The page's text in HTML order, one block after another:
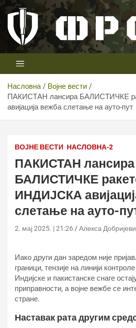
Скип
цонтент
Телевизија
Први војни канал у Србији
Насловна
Војне вести
ПАКИСТАН лансира БАЛИСТИЧКЕ
авијација вежба слетање на ауто-пут
ВОЈНЕ ВЕСТИ НАСЛОВНА-2
ПАКИСТАН лансира
БАЛИСТИЧКЕ
ИНДИЈСКА
слетање на ауто-
2. мај 2025. | 21:26 Алекса
Иако други дан заредом није
граници, тензије на линији
Индијске и пакистанске снаге
приправности, а војне вежбе се
стране.
Наставак рата другим